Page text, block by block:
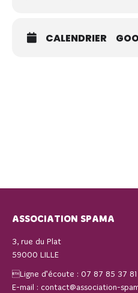
CALENDRIER
ASSOCIATION SPAMA
3, rue du Plat
59000 LILLE
Ligne d’écoute : 07 87 85 37 81
E-mail : contact@association-